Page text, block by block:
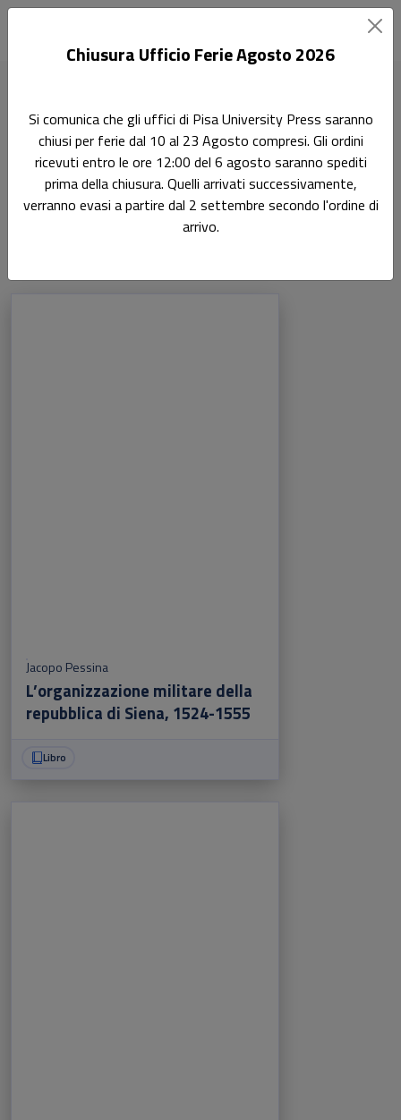
Scienze storiche, filosofiche, pedagogiche e psicologiche
Pagina 3
Scienze storiche, filosofiche,
pedagogiche e psicologiche
Jacopo Pessina
L’organizzazione militare della
repubblica di Siena, 1524-1555
Libro
Chiusura Ufficio Ferie Agosto 2026
Si comunica che gli uffici di Pisa University Press saranno
chiusi per ferie dal 10 al 23 Agosto compresi. Gli ordini
ricevuti entro le ore 12:00 del 6 agosto saranno spediti
prima della chiusura. Quelli arrivati successivamente,
verranno evasi a partire dal 2 settembre secondo l'ordine di
arrivo.